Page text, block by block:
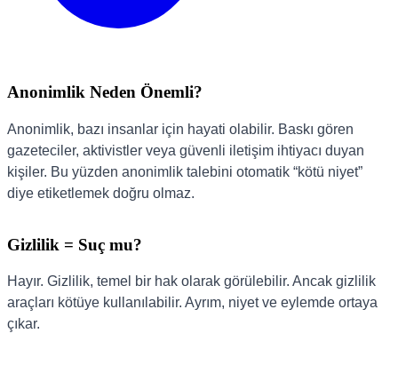
Anonimlik Neden Önemli?
Anonimlik, bazı insanlar için hayati olabilir. Baskı gören
gazeteciler, aktivistler veya güvenli iletişim ihtiyacı duyan
kişiler. Bu yüzden anonimlik talebini otomatik “kötü niyet”
diye etiketlemek doğru olmaz.
Gizlilik = Suç mu?
Hayır. Gizlilik, temel bir hak olarak görülebilir. Ancak gizlilik
araçları kötüye kullanılabilir. Ayrım, niyet ve eylemde ortaya
çıkar.